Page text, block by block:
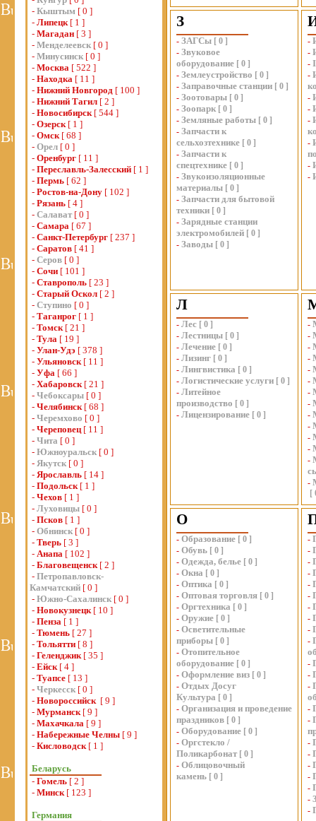
- Кыштым [ 0 ]
- Липецк[ 1 ]
- Магадан [ 3 ]
- Менделеевск [ 0 ]
- Минусинск [ 0 ]
- Москва [ 522 ]
- Находка [ 11 ]
- Нижний Новгород [ 100 ]
- Нижний Тагил [ 2 ]
- Новосибирск[ 544 ]
- Озерск[ 1 ]
- Омск[ 68 ]
- Орел [ 0 ]
- Оренбург [ 11 ]
- Переславль-Залесский [ 1 ]
- Пермь [ 62 ]
- Ростов-на-Дону [ 102 ]
- Рязань [ 4 ]
- Салават [ 0 ]
- Самара [ 67 ]
- Санкт-Петербург [ 237 ]
- Саратов [ 41 ]
- Серов [ 0 ]
- Сочи [ 101 ]
- Ставрополь [ 23 ]
- Старый Оскол [ 2 ]
- Ступино [ 0 ]
- Таганрог [ 1 ]
- Томск[ 21 ]
- Тула [ 19 ]
- Улан-Удэ [ 378 ]
- Ульяновск[ 11 ]
- Уфа [ 66 ]
- Хабаровск[ 21 ]
- Чебоксары [ 0 ]
- Челябинск[ 68 ]
- Черемхово [ 0 ]
- Череповец[ 11 ]
- Чита [ 0 ]
- Южноуральск [ 0 ]
- Якутск [ 0 ]
- Ярославль [ 14 ]
- Подольск[ 1 ]
- Чехов [ 1 ]
- Луховицы [ 0 ]
- Псков [ 1 ]
- Обнинск [ 0 ]
- Тверь [ 3 ]
- Анапа [ 102 ]
- Благовещенск[ 2 ]
- Петропавловск-
Камчатский [ 0 ]
- Южно-Сахалинск [ 0 ]
- Новокузнецк[ 10 ]
- Пенза [ 1 ]
- Тюмень [ 27 ]
- Тольятти [ 8 ]
- Геленджик[ 35 ]
- Ейск[ 4 ]
- Туапсе [ 13 ]
- Черкесск [ 0 ]
- Новороссийск [ 9 ]
- Мурманск[ 9 ]
- Махачкала [ 9 ]
- Набережные Челны [ 9 ]
- Кисловодск[ 1 ]
Беларусь
- Гомель [ 2 ]
- Минск[ 123 ]
Германия
З
- ЗАГСы [ 0 ]
- Звуковое
оборудование [ 0 ]
- Землеустройство [ 0 ]
- Заправочные станции [ 0 ]
- Зоотовары [ 0 ]
- Зоопарк [ 0 ]
- Земляные работы [ 0 ]
- Запчасти к
сельхозтехнике [ 0 ]
- Запчасти к
спецтехнике [ 0 ]
- Звукоизоляционные
материалы [ 0 ]
- Запчасти для бытовой
техники [ 0 ]
- Зарядные станции
электромобилей [ 0 ]
- Заводы [ 0 ]
-
-
-
-
-
-
-
-
-
-
Л
- Лес [ 0 ]
- Лестницы [ 0 ]
- Лечение [ 0 ]
- Лизинг [ 0 ]
- Лингвистика [ 0 ]
- Логистические услуги [ 0 ]
- Литейное
производство [ 0 ]
- Лицензирование [ 0 ]
-
-
-
-
-
-
-
-
-
-
-
-
-
-
[
О
- Образование [ 0 ]
- Обувь [ 0 ]
- Одежда, белье [ 0 ]
- Окна [ 0 ]
- Оптика [ 0 ]
- Оптовая торговля [ 0 ]
- Оргтехника [ 0 ]
- Оружие [ 0 ]
- Осветительные
приборы [ 0 ]
- Отопительное
оборудование [ 0 ]
- Оформление виз [ 0 ]
- Отдых Досуг
Культура [ 0 ]
- Организация и проведение
праздников [ 0 ]
- Оборудование [ 0 ]
- Оргстекло /
Поликарбонат [ 0 ]
- Облицовочный
камень [ 0 ]
-
-
-
-
-
-
-
-
-
-
-
-
-
-
-
-
-
-
-
-
-
-